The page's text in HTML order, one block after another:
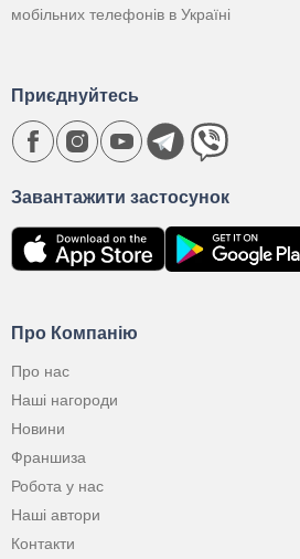
мобільних телефонів в Україні
Про Компанію
Про нас
Наші нагороди
Новини
Франшиза
Робота у нас
Наші автори
Контакти
Завантажити застосунок
Приєднуйтесь